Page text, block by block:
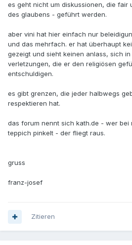
es geht nicht um diskussionen, die fair
des glaubens - geführt werden.
aber vini hat hier einfach nur
und das mehrfach. er hat überhaupt
gezeigt und sieht keinen anlass, sich
verletzungen, die er den religiösen
entschuldigen.
es gibt grenzen, die jeder halbwegs
respektieren hat.
das forum nennt sich kath.de - wer bei
teppich pinkelt - der fliegt raus.
gruss
franz-josef
Zitieren